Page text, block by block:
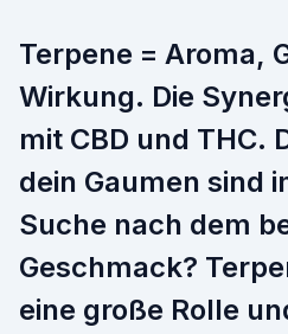
Terpene = Aroma,
Wirkung. Die
mit CBD und THC.
dein Gaumen sind
Suche nach dem
Geschmack?
eine große Rolle